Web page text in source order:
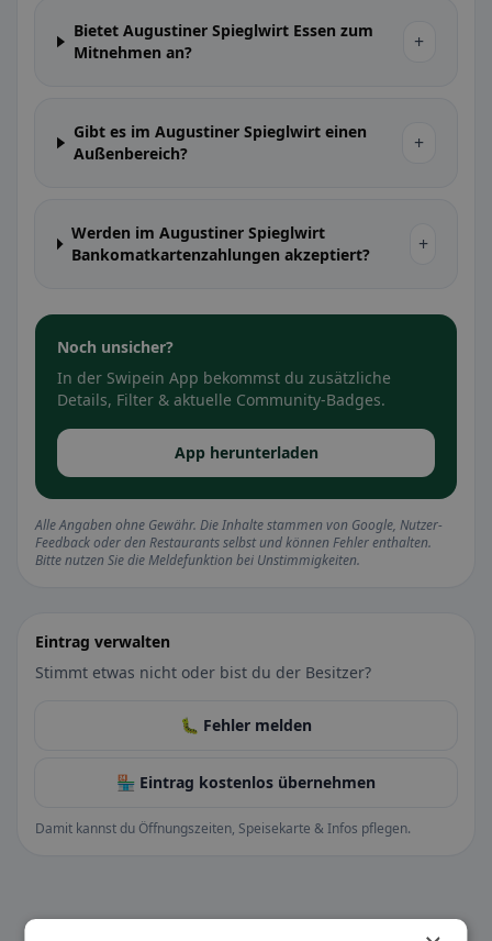
Bietet Augustiner Spieglwirt Essen zum
Mitnehmen an?
+
Gibt es im Augustiner Spieglwirt einen
Außenbereich?
+
Werden im Augustiner Spieglwirt
Bankomatkartenzahlungen akzeptiert?
+
Noch unsicher?
In der Swipein App bekommst du zusätzliche
Details, Filter & aktuelle Community-Badges.
App herunterladen
Alle Angaben ohne Gewähr. Die Inhalte stammen von Google, Nutzer-
Feedback oder den Restaurants selbst und können Fehler enthalten.
Bitte nutzen Sie die Meldefunktion bei Unstimmigkeiten.
Eintrag verwalten
Stimmt etwas nicht oder bist du der Besitzer?
🐛 Fehler melden
🏪 Eintrag kostenlos übernehmen
Damit kannst du Öffnungszeiten, Speisekarte & Infos pflegen.